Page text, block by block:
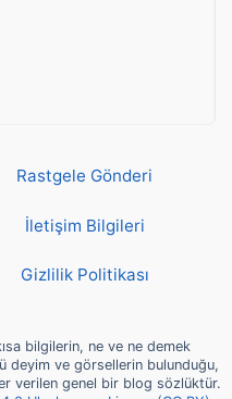
Rastgele Gönderi
İletişim Bilgileri
Gizlilik Politikası
bilgilerin, ne ve ne demek
deyim ve görsellerin bulunduğu,
verilen genel bir blog sözlüktür.